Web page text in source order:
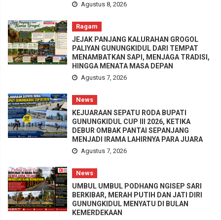
Agustus 8, 2026
Ragam
JEJAK PANJANG KALURAHAN GROGOL
PALIYAN GUNUNGKIDUL DARI TEMPAT
MENAMBATKAN SAPI, MENJAGA TRADISI,
HINGGA MENATA MASA DEPAN
Agustus 7, 2026
News
KEJUARAAN SEPATU RODA BUPATI
GUNUNGKIDUL CUP III 2026, KETIKA
DEBUR OMBAK PANTAI SEPANJANG
MENJADI IRAMA LAHIRNYA PARA JUARA
Agustus 7, 2026
News
UMBUL UMBUL PODHANG NGISEP SARI
BERKIBAR, MERAH PUTIH DAN JATI DIRI
GUNUNGKIDUL MENYATU DI BULAN
KEMERDEKAAN